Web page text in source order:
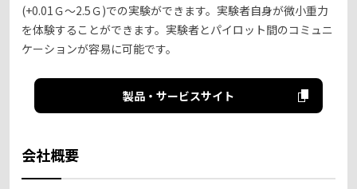
(+0.01Ｇ～2.5Ｇ)での実験ができます。実験者自身が微小重力
を体験することができます。実験者とパイロット間のコミュニ
ケーションが容易に可能です。
製品・サービスサイト
会社概要